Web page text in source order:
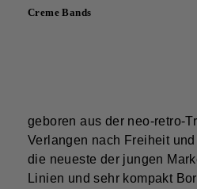
Creme Bands
geboren aus der neo-retro-
Verlangen nach Freiheit und
die neueste der jungen
Linien und sehr kompakt